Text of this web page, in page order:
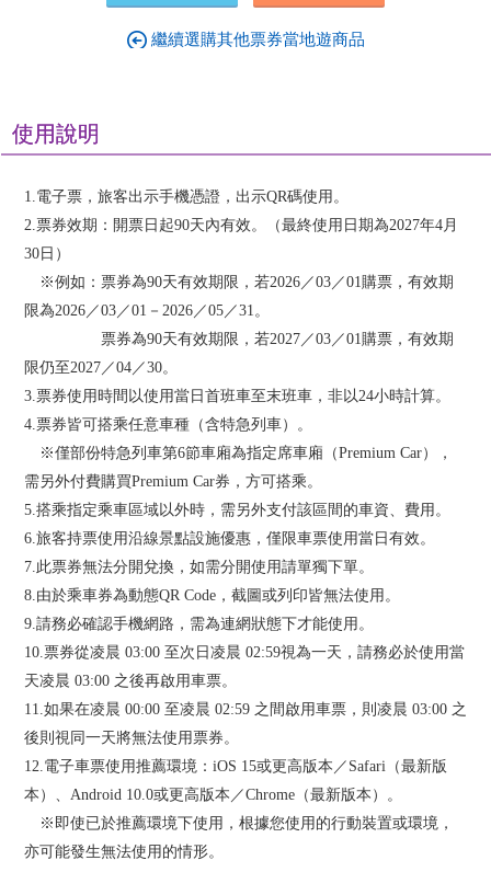
繼續選購其他票券當地遊商品
使用說明
1.電子票，旅客出示手機憑證，出示QR碼使用。
2.票券效期：開票日起90天內有效。（最終使用日期為2027年4月
30日）
※例如：票券為90天有效期限，若2026／03／01購票，有效期
限為2026／03／01－2026／05／31。
票券為90天有效期限，若2027／03／01購票，有效期
限仍至2027／04／30。
3.票券使用時間以使用當日首班車至末班車，非以24小時計算。
4.票券皆可搭乘任意車種（含特急列車）。
※僅部份特急列車第6節車廂為指定席車廂（Premium Car），
需另外付費購買Premium Car券，方可搭乘。
5.搭乘指定乘車區域以外時，需另外支付該區間的車資、費用。
6.旅客持票使用沿線景點設施優惠，僅限車票使用當日有效。
7.此票券無法分開兌換，如需分開使用請單獨下單。
8.由於乘車券為動態QR Code，截圖或列印皆無法使用。
9.請務必確認手機網路，需為連網狀態下才能使用。
10.票券從凌晨 03:00 至次日凌晨 02:59視為一天，請務必於使用當
天凌晨 03:00 之後再啟用車票。
11.如果在凌晨 00:00 至凌晨 02:59 之間啟用車票，則凌晨 03:00 之
後則視同一天將無法使用票券。
12.電子車票使用推薦環境：iOS 15或更高版本／Safari（最新版
本）、Android 10.0或更高版本／Chrome（最新版本）。
※即使已於推薦環境下使用，根據您使用的行動裝置或環境，
亦可能發生無法使用的情形。